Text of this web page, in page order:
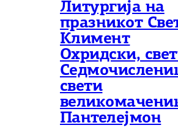
Литургија на
празникот
Климент
Охридски,
свети
Пантелејмон